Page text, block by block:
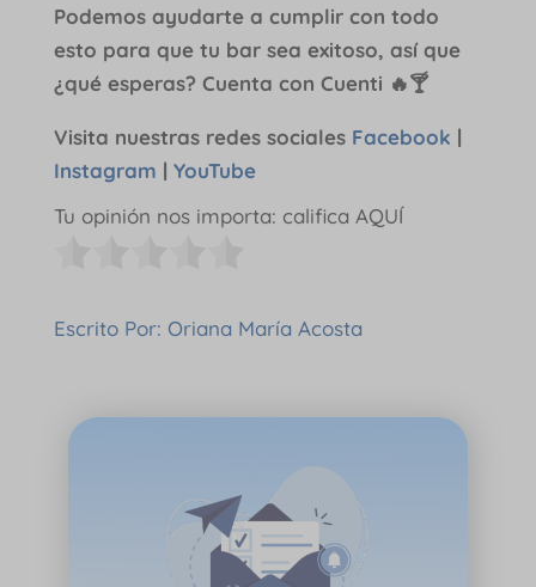
Podemos ayudarte a cumplir con todo
esto para que tu bar sea exitoso, así que
¿qué esperas? Cuenta con Cuenti 🔥🍸
Visita nuestras redes sociales Facebook |
Instagram | YouTube
Tu opinión nos importa: califica AQUÍ
Escrito Por: Oriana María Acosta